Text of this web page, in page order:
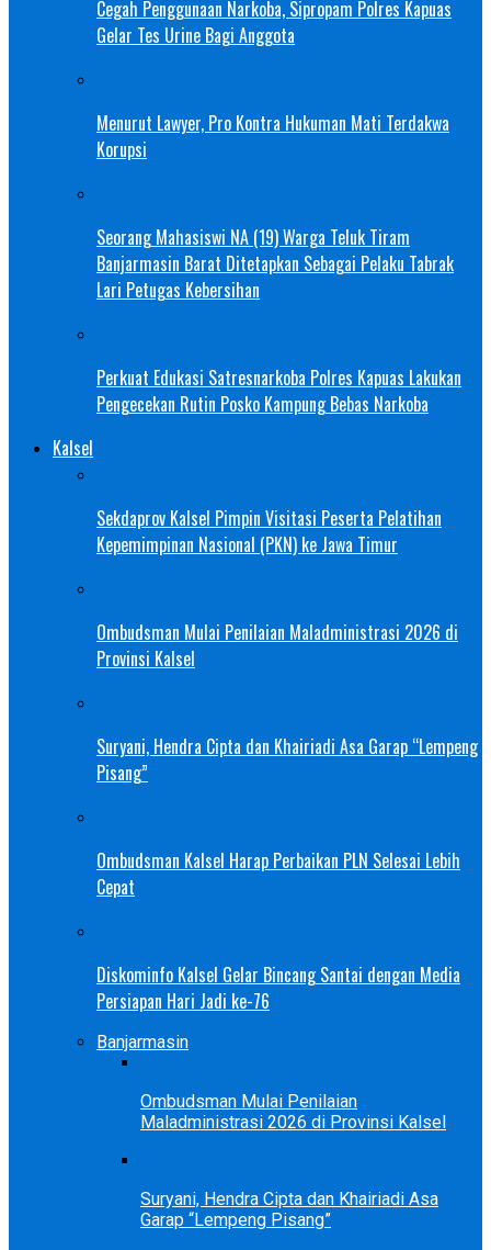
Cegah Penggunaan Narkoba, Sipropam Polres Kapuas
Gelar Tes Urine Bagi Anggota
Menurut Lawyer, Pro Kontra Hukuman Mati Terdakwa
Korupsi
Seorang Mahasiswi NA (19) Warga Teluk Tiram
Banjarmasin Barat Ditetapkan Sebagai Pelaku Tabrak
Lari Petugas Kebersihan
Perkuat Edukasi Satresnarkoba Polres Kapuas Lakukan
Pengecekan Rutin Posko Kampung Bebas Narkoba
Kalsel
Sekdaprov Kalsel Pimpin Visitasi Peserta Pelatihan
Kepemimpinan Nasional (PKN) ke Jawa Timur
Ombudsman Mulai Penilaian Maladministrasi 2026 di
Provinsi Kalsel
Suryani, Hendra Cipta dan Khairiadi Asa Garap “Lempeng
Pisang”
Ombudsman Kalsel Harap Perbaikan PLN Selesai Lebih
Cepat
Diskominfo Kalsel Gelar Bincang Santai dengan Media
Persiapan Hari Jadi ke-76
Banjarmasin
Ombudsman Mulai Penilaian
Maladministrasi 2026 di Provinsi Kalsel
Suryani, Hendra Cipta dan Khairiadi Asa
Garap “Lempeng Pisang”